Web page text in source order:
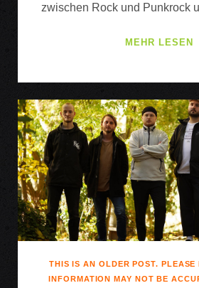
zwischen Rock und Punkrock
MEHR LESEN
THIS IS AN OLDER POST. PLEASE
INFORMATION MAY NOT BE